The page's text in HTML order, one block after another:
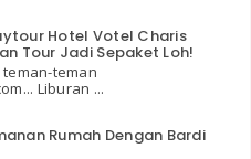
Hotel Votel Charis
Tour Jadi Sepaket Loh!
teman
Liburan ...
Rumah Dengan Bardi